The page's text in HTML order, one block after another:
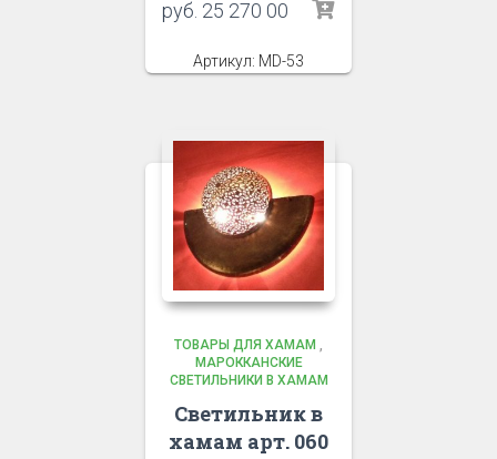
руб. 25 270 00
Артикул: MD-53
ТОВАРЫ ДЛЯ ХАМАМ
МАРОККАНСКИЕ
СВЕТИЛЬНИКИ В ХАМАМ
Светильник в
хамам арт. 060